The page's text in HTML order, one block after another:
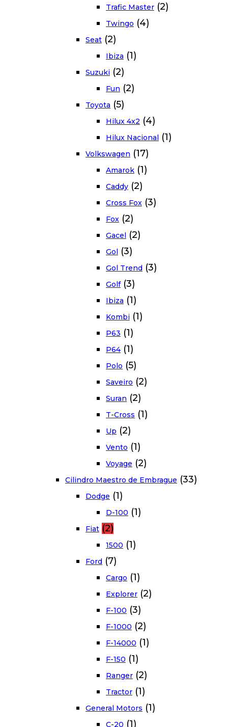
Trafic Master (2)
Twingo (4)
Seat (2)
Ibiza (1)
Suzuki (2)
Fun (2)
Toyota (5)
Hilux 4x2 (4)
Hilux Nacional (1)
Volkswagen (17)
Amarok (1)
Caddy (2)
Cross Fox (3)
Fox (2)
Gacel (2)
Gol (3)
Gol Trend (3)
Golf (3)
Ibiza (1)
Kombi (1)
P63 (1)
P64 (1)
Polo (5)
Saveiro (2)
Suran (2)
T-Cross (1)
Up (2)
Vento (1)
Voyage (2)
Cilindro Maestro de Embrague (33)
Dodge (1)
D-100 (1)
Fiat (2)
1500 (1)
Ford (7)
Cargo (1)
Explorer (2)
F-100 (3)
F-1000 (2)
F-14000 (1)
F-150 (1)
Ranger (2)
Tractor (1)
General Motors (1)
C-20 (1)